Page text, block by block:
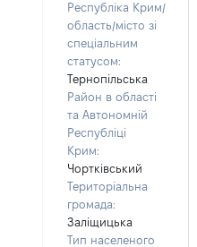
Республіка Крим/
область/місто зі
спеціальним
статусом:
Тернопільська
Район в області
та Автономній
Республіці
Крим:
Чортківський
Територіальна
громада:
Заліщицька
Тип населеного